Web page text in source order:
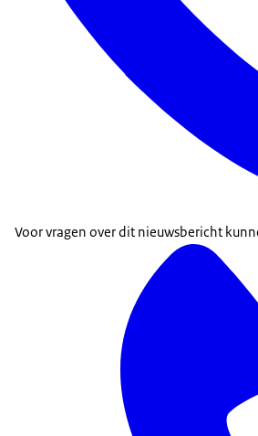
dierenwelzijn.
En dat doen we nu.
Voor vragen over dit nieuwsbericht